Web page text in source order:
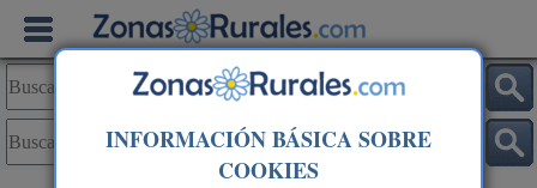
INFORMACIÓN BÁSICA SOBRE
COOKIES